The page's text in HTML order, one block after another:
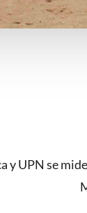
y UPN se